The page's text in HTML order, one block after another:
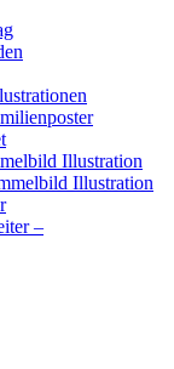
Illustration
Illustration
–